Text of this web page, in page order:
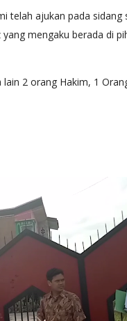
telah ajukan pada
mengaku berada di
2 orang Hakim, 1
NASIONAL
Gusril
Agustus